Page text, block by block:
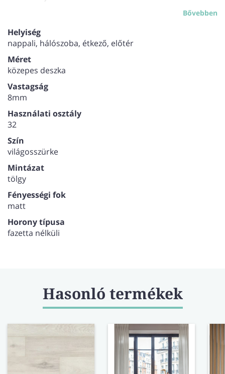
9 lap/csomag
Lapméret: 8 mm x 1.285 mm x 192 mm
Bővebben
Helyiség
nappali, hálószoba, étkező, előtér
Méret
közepes deszka
Vastagság
8mm
Használati osztály
32
Szín
világosszürke
Mintázat
tölgy
Fényességi fok
matt
Horony típusa
fazetta nélküli
Hasonló termékek